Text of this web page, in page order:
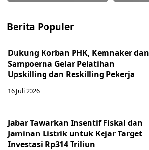
Berita Populer
Dukung Korban PHK, Kemnaker dan
Sampoerna Gelar Pelatihan
Upskilling dan Reskilling Pekerja
16 Juli 2026
Jabar Tawarkan Insentif Fiskal dan
Jaminan Listrik untuk Kejar Target
Investasi Rp314 Triliun